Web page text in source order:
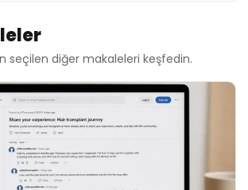
seçilen diğer makaleleri keşfedin.